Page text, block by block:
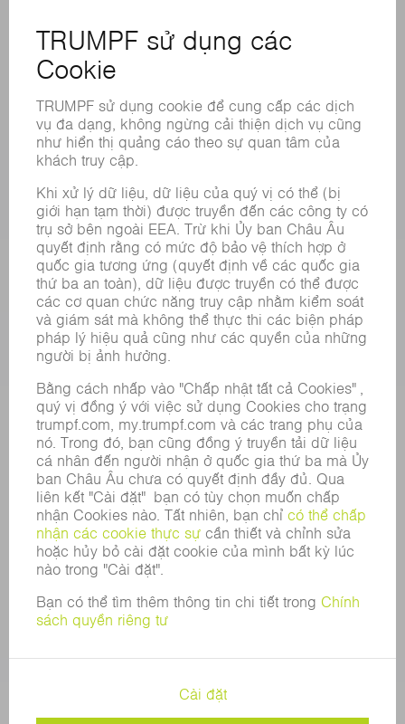
LIÊN HỆ
ĐỊA ĐIỂM
CÁC SỰ KIỆN VÀ NGÀY THÁNG
BẢNG DỮ LIỆU AN TOÀN HÓA CHẤT
SẢN PHẨM
CÁC HỆ THỐNG &MÁY MÓC
CÔNG NGHỆ LASER
MÁY CÔNG CỤ
NHÀ MÁY THÔNG MINH
PHẦN MỀM
CÁC LOẠI HÌNH DỊCH VỤ
CÁC ỨNG DỤNG
CÁC LĨNH VỰC
DOANH NGHIỆP
SỰ NGHIỆP
VỊ TRÍ TUYỂN DỤNG
HỒ SƠ NĂNG LỰC CỦA TẬP ĐOÀN
BÁO CÁO THƯỜNG NIÊN
NGUYÊN TẮC DOANH NGHIỆP
TUÂN THỦ
HỆ THỐNG TỐ CÁO
BẢO MẬT
THÔNG CÁO BÁO CHÍ
TẠP CHÍ
TÍNH BỀN VỮNG
MÔI TRƯỜNG & KHÍ HẬU
XÃ HỘI & DOANH NGHIỆP
QUẢN LÝ DOANH NGHIỆP
THÔNG CÁO PHÁP LÝ BẢO MẬT DỮ LIỆU